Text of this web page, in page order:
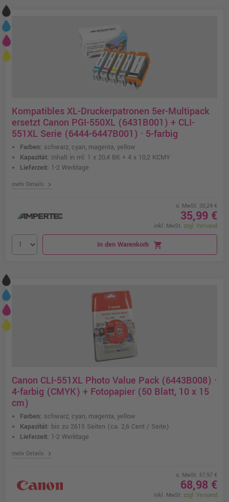
Kompatibles XL-Druckerpatronen 5er-Multipack
ersetzt Canon PGI-550XL (6431B001) + CLI-
551XL Serie (6444-6447B001) · 5-farbig
Farben: schwarz, cyan, magenta, yellow
Kapazität: Inhalt in ml: 1 x 20,4 BK + 4 x 10,2 KCMY
Lieferzeit: 1-2 Werktage
mehr Details chevron_right
o. MwSt. 30,24 €
35,99 €
inkl. MwSt. zzgl. Versand
In den Warenkorb shopping_cart
Canon CLI-551XL Photo Value Pack (6443B008) ·
4-farbig (CMYK) + Fotopapier (50 Blatt, 10 x 15
cm)
Farben: schwarz, cyan, magenta, yellow
Kapazität: bis zu 2615 Seiten (ca. 2,6 Cent / Seite)
Lieferzeit: 1-2 Werktage
mehr Details chevron_right
o. MwSt. 57,97 €
68,98 €
inkl. MwSt. zzgl. Versand